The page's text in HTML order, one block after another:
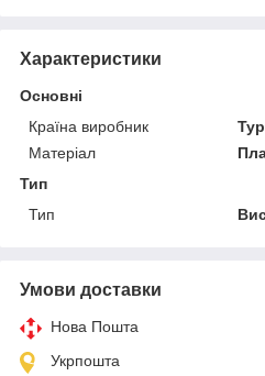
Характеристики
Основні
Країна виробник
Матеріал
Тип
Тип
Умови доставки
Нова Пошта
Укрпошта